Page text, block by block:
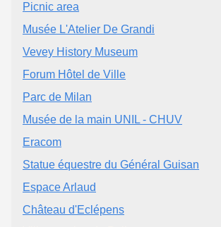
Picnic area
Musée L'Atelier De Grandi
Vevey History Museum
Forum Hôtel de Ville
Parc de Milan
Musée de la main UNIL - CHUV
Eracom
Statue équestre du Général Guisan
Espace Arlaud
Château d'Eclépens